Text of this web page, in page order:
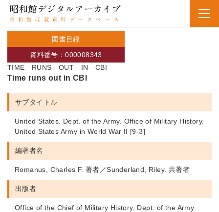
図書目録
TIME RUNS OUT IN CBI
資料番号：000008343
Time runs out in CBI
サブタイトル
United States. Dept. of the Army. Office of Military History.
United States Army in World War II [9-3]
編著者名
Romanus, Charles F. 著者／Sunderland, Riley. 共著者
出版者
Office of the Chief of Military History, Dept. of the Army